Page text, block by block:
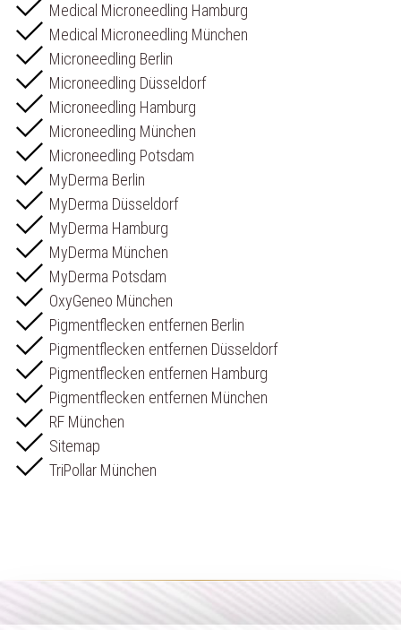
Medical Microneedling Hamburg
Medical Microneedling München
Microneedling Berlin
Microneedling Düsseldorf
Microneedling Hamburg
Microneedling München
Microneedling Potsdam
MyDerma Berlin
MyDerma Düsseldorf
MyDerma Hamburg
MyDerma München
MyDerma Potsdam
OxyGeneo München
Pigmentflecken entfernen Berlin
Pigmentflecken entfernen Düsseldorf
Pigmentflecken entfernen Hamburg
Pigmentflecken entfernen München
RF München
Sitemap
TriPollar München